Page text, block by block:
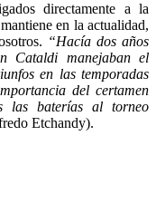
directamente a la
en la actualidad,
“Hacía dos años
Cataldi manejaban el
en las temporadas
del certamen
las baterías al torneo
Etchandy).